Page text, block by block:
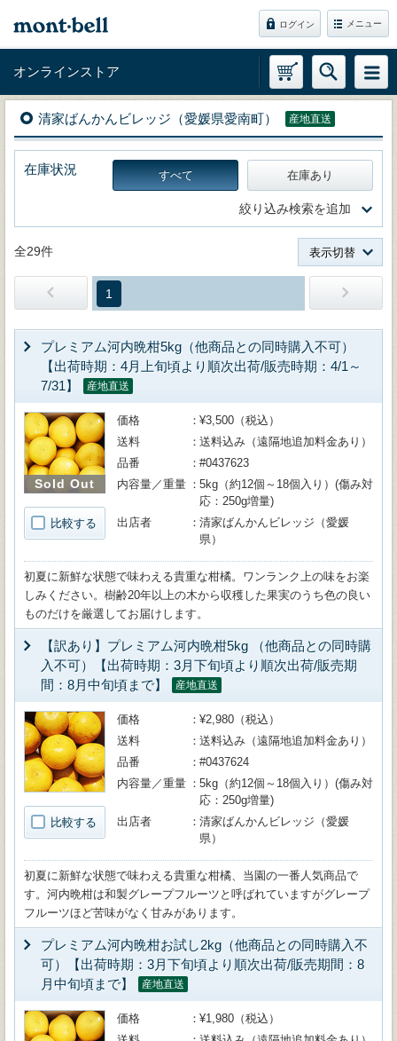
ログイン メニュー
オンラインストア
清家ばんかんビレッジ（愛媛県愛南町） 産地直送
在庫状況 すべて 在庫あり
絞り込み検索を追加
全29件 表示切替
1
プレミアム河内晩柑5kg（他商品との同時購入不可）
【出荷時期：4月上旬頃より順次出荷/販売時期：4/1～
7/31】
産地直送
Sold Out
比較する
価格
¥3,500（税込）
送料
送料込み（遠隔地追加料金あり）
品番
#0437623
内容量／重量
5kg（約12個～18個入り）(傷み対
応：250g増量)
出店者
清家ばんかんビレッジ（愛媛
県）
初夏に新鮮な状態で味わえる貴重な柑橘。ワンランク上の味をお楽
しみください。樹齢20年以上の木から収穫した果実のうち色の良い
ものだけを厳選してお届けします。
【訳あり】プレミアム河内晩柑5kg （他商品との同時購
入不可）【出荷時期：3月下旬頃より順次出荷/販売期
間：8月中旬頃まで】
産地直送
比較する
価格
¥2,980（税込）
送料
送料込み（遠隔地追加料金あり）
品番
#0437624
内容量／重量
5kg（約12個～18個入り）(傷み対
応：250g増量)
出店者
清家ばんかんビレッジ（愛媛
県）
初夏に新鮮な状態で味わえる貴重な柑橘、当園の一番人気商品で
す。河内晩柑は和製グレープフルーツと呼ばれていますがグレープ
フルーツほど苦味がなく甘みがあります。
プレミアム河内晩柑お試し2kg（他商品との同時購入不
可）【出荷時期：3月下旬頃より順次出荷/販売期間：8
月中旬頃まで】
産地直送
価格
¥1,980（税込）